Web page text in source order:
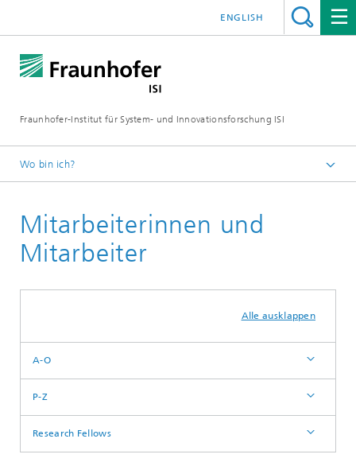
Fraunhofer-Institut für System- und Innovationsforschung ISI
ENGLISH
Wo bin ich?
Abteilungen
Energietechnologien und Energiesysteme
Mitarbeiterinnen und
Mitarbeiter
Alle ausklappen
A-O
P-Z
Research Fellows